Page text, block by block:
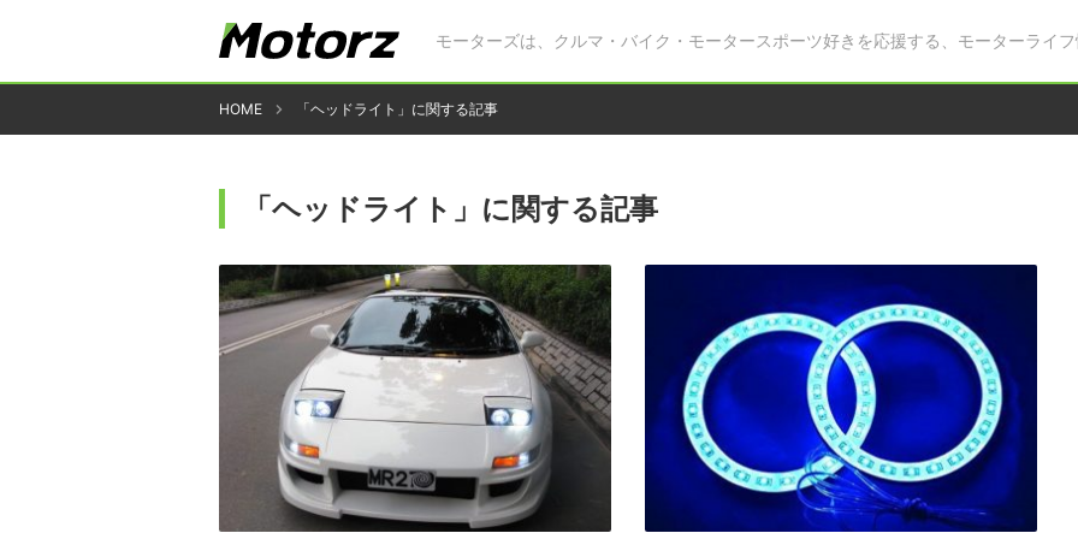
モーターズは、クルマ・バイク・モータースポーツ好きを応援する、モーターライフ
HOME 「ヘッドライト」に関する記事
「ヘッドライト」に関する記事